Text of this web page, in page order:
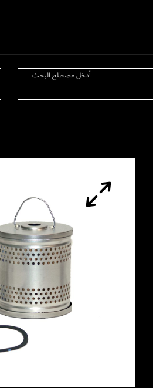
أدخل مصطلح البحث